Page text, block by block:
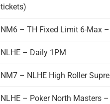
tickets)
NM6 – TH Fixed Limit 6-Max
NLHE – Daily 1PM
NM7 – NLHE High Roller
NLHE – Poker North Masters